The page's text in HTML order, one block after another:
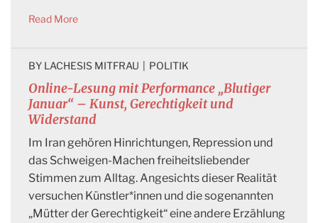
Read More
Online-Lesung mit Performance „Blutiger
Januar“ – Kunst, Gerechtigkeit und
Widerstand
BY LACHESIS MITFRAU POLITIK
Im Iran gehören Hinrichtungen, Repression und
das Schweigen-Machen freiheitsliebender
Stimmen zum Alltag. Angesichts dieser Realität
versuchen Künstler*innen und die sogenannten
„Mütter der Gerechtigkeit“ eine andere Erzählung